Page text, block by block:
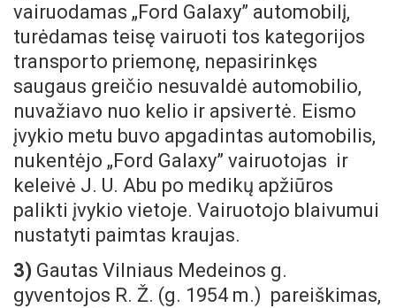
vairuodamas „Ford Galaxy” automobilį,
turėdamas teisę vairuoti tos kategorijos
transporto priemonę, nepasirinkęs
saugaus greičio nesuvaldė automobilio,
nuvažiavo nuo kelio ir apsivertė. Eismo
įvykio metu buvo apgadintas automobilis,
nukentėjo „Ford Galaxy” vairuotojas ir
keleivė J. U. Abu po medikų apžiūros
palikti įvykio vietoje. Vairuotojo blaivumui
nustatyti paimtas kraujas.
3) Gautas Vilniaus Medeinos g.
gyventojos R. Ž. (g. 1954 m.) pareiškimas,